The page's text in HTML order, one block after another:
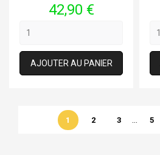
Prix
42,90 €
AJOUTER AU PANIER
1 2 3 5